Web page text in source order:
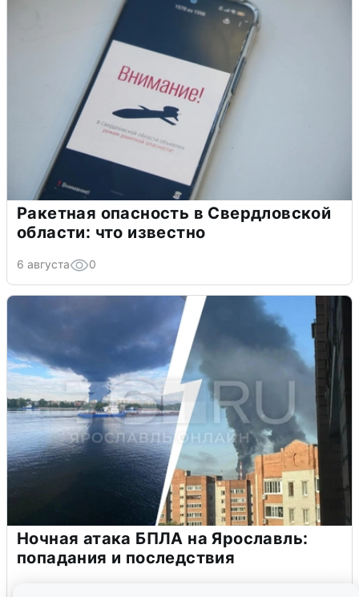
Ракетная опасность в Свердловской
области: что известно
6 августа 0
Ночная атака БПЛА на Ярославль:
попадания и последствия